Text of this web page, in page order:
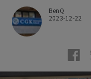
BenQ
2023-12-22